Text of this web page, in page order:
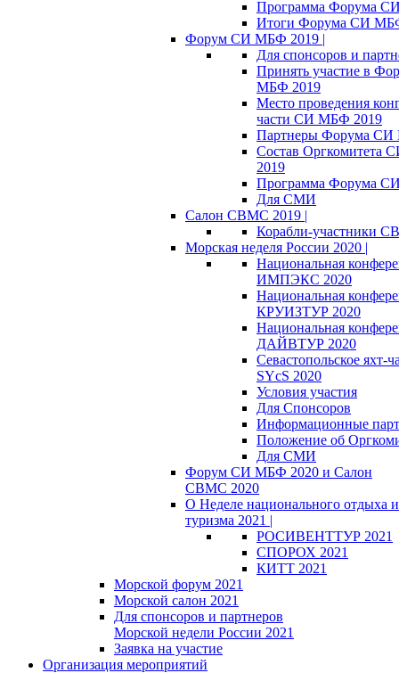
Программа Форума
Итоги Форума СИ
Форум СИ МБФ 2019 |
Для спонсоров и
Принять участие в
МБФ 2019
Место проведения
части СИ МБФ 2019
Партнеры Форума
Состав Оргкомитета
2019
Программа Форума
Для СМИ
Салон СВМС 2019 |
Корабли-участники
Морская неделя России 2020 |
Национальная
ИМПЭКС 2020
Национальная
КРУИЗТУР 2020
Национальная
ДАЙВТУР 2020
Севастопольское яхт-
SYcS 2020
Условия участия
Для Спонсоров
Информационные
Положение об
Для СМИ
Форум СИ МБФ 2020 и Салон
СВМС 2020
О Неделе национального отдыха и
туризма 2021 |
РОСИВЕНТТУР 2021
СПОРОХ 2021
КИТТ 2021
Морской форум 2021
Морской салон 2021
Для спонсоров и партнеров
Морской недели России 2021
Заявка на участие
Организация мероприятий